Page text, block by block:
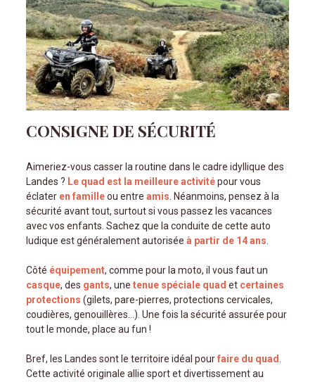
CONSIGNE DE SÉCURITÉ
Aimeriez-vous casser la routine dans le cadre idyllique des
Landes ? Le quad est la meilleure activitépour vous
éclater en familleou entreamis. Néanmoins, pensez à la
sécurité avant tout, surtout si vous passez les vacances
avec vos enfants. Sachez que la conduite de cette auto
ludique est généralement autoriséeà partir de 14 ans.
Côté équipement, comme pour la moto, il vous faut un
casque, des gants, unetenue spéciale quad et certaines
protections (gilets, pare-pierres, protections cervicales,
coudières, genouillères...). Une fois la sécurité assurée pour
tout le monde, place au fun !
Bref, les Landes sont le territoire idéal pourfaire du quad.
Cette activité originale allie sport et divertissement au